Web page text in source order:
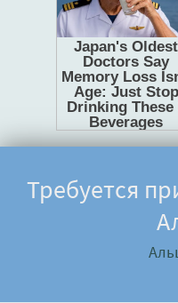
Требуется